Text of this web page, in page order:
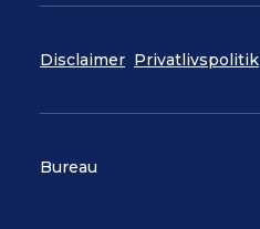
Disclaimer Privatlivspolitik
Bureau